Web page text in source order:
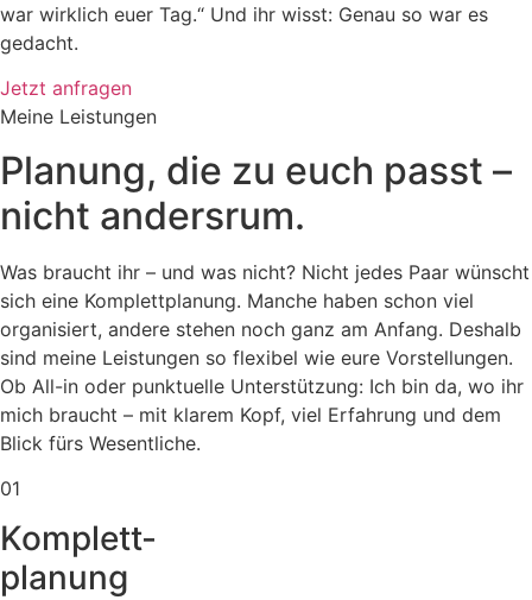
war wirklich euer Tag.“ Und ihr wisst: Genau so war es
gedacht.
Jetzt anfragen
Meine Leistungen
Planung, die zu euch passt –
nicht andersrum.
Was braucht ihr – und was nicht? Nicht jedes Paar wünscht
sich eine Komplettplanung. Manche haben schon viel
organisiert, andere stehen noch ganz am Anfang. Deshalb
sind meine Leistungen so flexibel wie eure Vorstellungen.
Ob All-in oder punktuelle Unterstützung: Ich bin da, wo ihr
mich braucht – mit klarem Kopf, viel Erfahrung und dem
Blick fürs Wesentliche.
01
Komplett-
planung